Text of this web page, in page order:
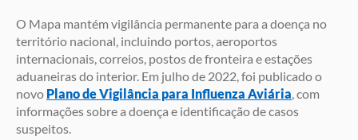
O Mapa mantém vigilância permanente para a doença no
território nacional, incluindo portos, aeroportos
internacionais, correios, postos de fronteira e estações
aduaneiras do interior. Em julho de 2022, foi publicado o
novo Plano de Vigilância para Influenza Aviária, com
informações sobre a doença e identificação de casos
suspeitos.